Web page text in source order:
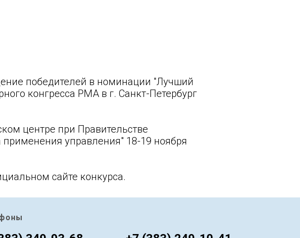
победителей в номинации "Лучший
конгресса РМА в г. Санкт-Петербург
центре при Правительстве
управления" 18-19 ноября
сайте конкурса.